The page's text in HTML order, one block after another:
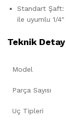
Standart Şaft:
ile uyumlu 1/
Teknik
Model
Parça Sayısı
Uç Tipleri